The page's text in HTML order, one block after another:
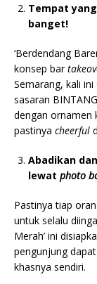
Tempat yang
banget!
‘Berdendang
konsep bar
Semarang, kali
sasaran
dengan ornamen
pastinya cheerful
Abadikan
lewat photo
Pastinya tiap
untuk selalu
Merah’ ini
pengunjung
khasnya sendiri.